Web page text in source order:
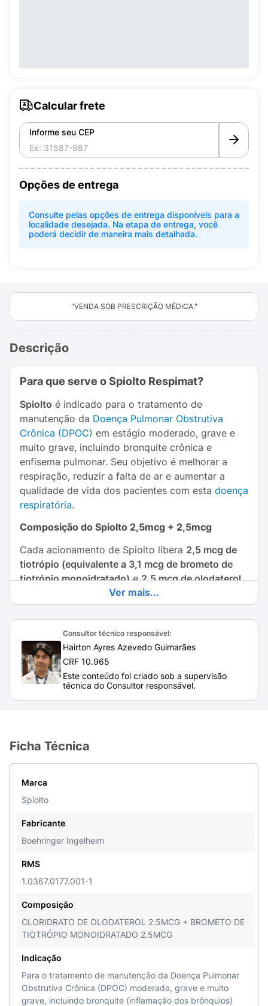
Calcular frete
Informe seu CEP
Opções de entrega
Consulte pelas opções de entrega disponíveis para a
localidade desejada. Na etapa de entrega, você
poderá decidir de maneira mais detalhada.
"VENDA SOB PRESCRIÇÃO MÉDICA."
Descrição
Para que serve o Spiolto Respimat?
Spiolto é indicado para o tratamento de
manutenção da Doença Pulmonar Obstrutiva
Crônica (DPOC) em estágio moderado, grave e
muito grave, incluindo bronquite crônica e
enfisema pulmonar. Seu objetivo é melhorar a
respiração, reduzir a falta de ar e aumentar a
qualidade de vida dos pacientes com esta doença
respiratória.
Composição do Spiolto 2,5mcg + 2,5mcg
Cada acionamento de Spiolto libera 2,5 mcg de
tiotrópio (equivalente a 3,1 mcg de brometo de
tiotrópio monoidratado)e2,5 mcg de olodaterol
(equivalente a 2,7 mcg de cloridrato de
olodaterol), além de alguns excipientes,
adicionados para dar forma ao medicamento. São
Cloreto de benzalcônio, edetato dissódico,
água purificada e ácido clorídrico.
Como funciona a bombinha Spiolto?
e facilitar a entrada de ar nos pulmões. O efeito
começa em cerca de5 minutos após a inalação e
dura até 24 horas
corretamente?
dia, sempre no mesmo horário, com 2
acionamentos consecutivos. Leia com atenção as
passo:
Preparação inicial do inalador (primeiro uso)
Remova a base transparente: mantenha a
lateral e retire a base com a outra mão;
Ver mais...
Consultor técnico responsável:
Hairton Ayres Azevedo Guimarães
CRF 10.965
Este conteúdo foi criado sob a supervisão
técnica do Consultor responsável.
Ficha Técnica
Marca
Spiolto
Fabricante
Boehringer Ingelheim
RMS
1.0367.0177.001-1
Composição
CLORIDRATO DE OLODATEROL 2.5MCG + BROMETO DE
TIOTRÓPIO MONOIDRATADO 2.5MCG
Indicação
Para o tratamento de manutenção da Doença Pulmonar
Obstrutiva Crônica (DPOC) moderada, grave e muito
grave, incluindo bronquite (inflamação dos brônquios)